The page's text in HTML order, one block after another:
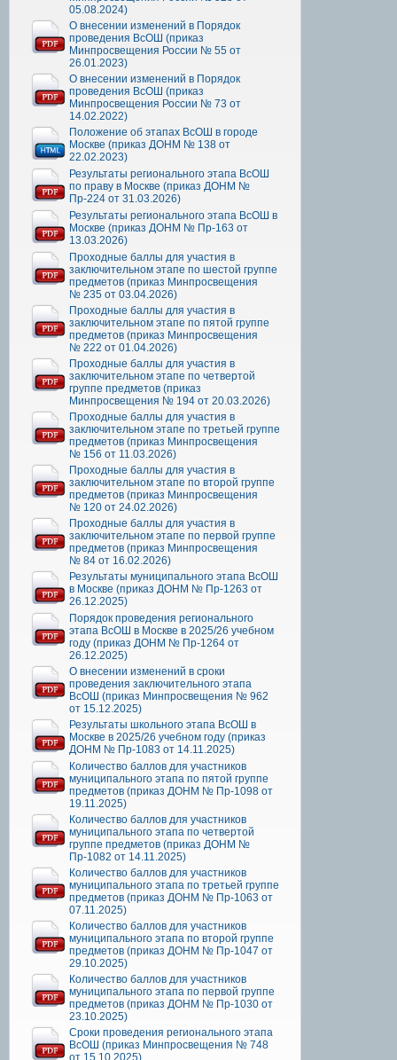
05.08.2024)
О внесении изменений в Порядок
проведения ВсОШ (приказ
Минпросвещения России № 55 от
26.01.2023)
О внесении изменений в Порядок
проведения ВсОШ (приказ
Минпросвещения России № 73 от
14.02.2022)
Положение об этапах ВсОШ в городе
Москве (приказ ДОНМ № 138 от
22.02.2023)
Результаты регионального этапа ВсОШ
по праву в Москве (приказ ДОНМ №
Пр-224 от 31.03.2026)
Результаты регионального этапа ВсОШ в
Москве (приказ ДОНМ № Пр-163 от
13.03.2026)
Проходные баллы для участия в
заключительном этапе по шестой группе
предметов (приказ Минпросвещения
№ 235 от 03.04.2026)
Проходные баллы для участия в
заключительном этапе по пятой группе
предметов (приказ Минпросвещения
№ 222 от 01.04.2026)
Проходные баллы для участия в
заключительном этапе по четвертой
группе предметов (приказ
Минпросвещения № 194 от 20.03.2026)
Проходные баллы для участия в
заключительном этапе по третьей группе
предметов (приказ Минпросвещения
№ 156 от 11.03.2026)
Проходные баллы для участия в
заключительном этапе по второй группе
предметов (приказ Минпросвещения
№ 120 от 24.02.2026)
Проходные баллы для участия в
заключительном этапе по первой группе
предметов (приказ Минпросвещения
№ 84 от 16.02.2026)
Результаты муниципального этапа ВсОШ
в Москве (приказ ДОНМ № Пр-1263 от
26.12.2025)
Порядок проведения регионального
этапа ВсОШ в Москве в 2025/26 учебном
году (приказ ДОНМ № Пр-1264 от
26.12.2025)
О внесении изменений в сроки
проведения заключительного этапа
ВсОШ (приказ Минпросвещения № 962
от 15.12.2025)
Результаты школьного этапа ВсОШ в
Москве в 2025/26 учебном году (приказ
ДОНМ № Пр-1083 от 14.11.2025)
Количество баллов для участников
муниципального этапа по пятой группе
предметов (приказ ДОНМ № Пр-1098 от
19.11.2025)
Количество баллов для участников
муниципального этапа по четвертой
группе предметов (приказ ДОНМ №
Пр-1082 от 14.11.2025)
Количество баллов для участников
муниципального этапа по третьей группе
предметов (приказ ДОНМ № Пр-1063 от
07.11.2025)
Количество баллов для участников
муниципального этапа по второй группе
предметов (приказ ДОНМ № Пр-1047 от
29.10.2025)
Количество баллов для участников
муниципального этапа по первой группе
предметов (приказ ДОНМ № Пр-1030 от
23.10.2025)
Сроки проведения регионального этапа
ВсОШ (приказ Минпросвещения № 748
от 15.10.2025)